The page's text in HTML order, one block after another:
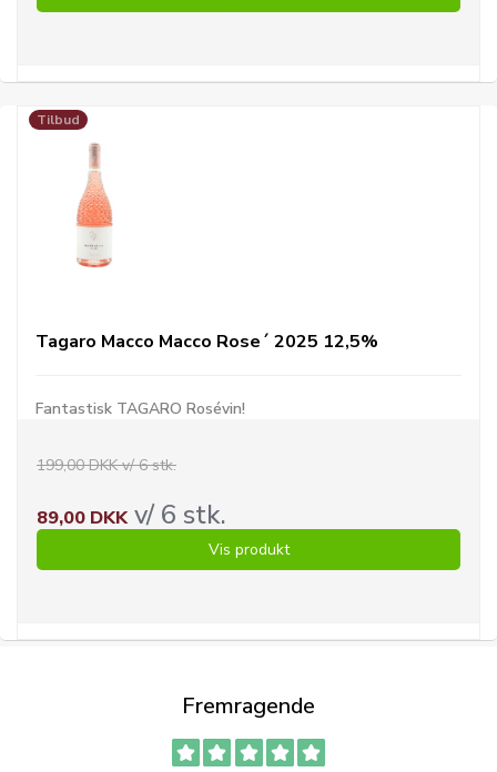
Tilbud
Tagaro Macco Macco Rose´ 2025 12,5%
Fantastisk TAGARO Rosévin!
199,00 DKK v/ 6 stk.
89,00 DKKv/ 6 stk.
Vis produkt
Fremragende